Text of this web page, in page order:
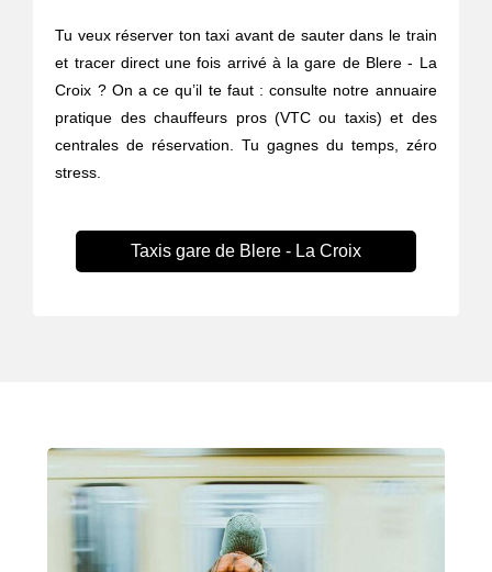
Tu veux réserver ton taxi avant de sauter dans le train
et tracer direct une fois arrivé à la gare de Blere - La
Croix ? On a ce qu’il te faut : consulte notre annuaire
pratique des chauffeurs pros (VTC ou taxis) et des
centrales de réservation. Tu gagnes du temps, zéro
stress.
Taxis gare de Blere - La Croix